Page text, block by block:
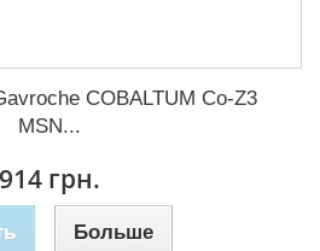
COBALTUМ Co-Z3
MSN...
914 грн.
Больше